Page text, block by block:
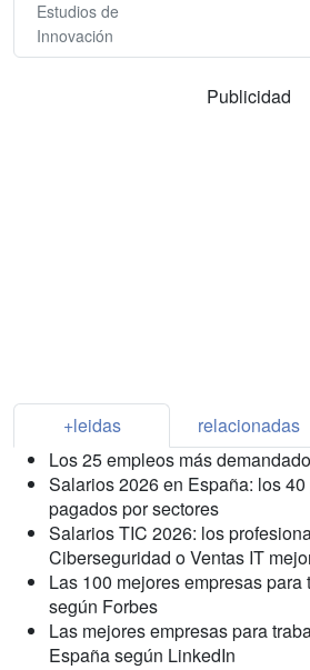
Estudios de
Innovación
Publicidad
+leidas relacionadas
Los 25 empleos más
Salarios 2026 en España: los
pagados por sectores
Salarios TIC 2026: los
Ciberseguridad o Ventas IT
Las 100 mejores empresas
según Forbes
Las mejores empresas para
España según LinkedIn